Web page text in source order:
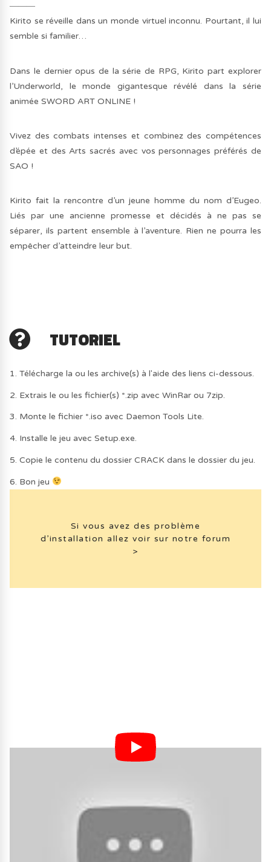
―――
Kirito se réveille dans un monde virtuel inconnu. Pourtant, il lui
semble si familier…
Dans le dernier opus de la série de RPG, Kirito part explorer
l’Underworld, le monde gigantesque révélé dans la série
animée SWORD ART ONLINE !
Vivez des combats intenses et combinez des compétences
d’épée et des Arts sacrés avec vos personnages préférés de
SAO !
Kirito fait la rencontre d’un jeune homme du nom d’Eugeo.
Liés par une ancienne promesse et décidés à ne pas se
séparer, ils partent ensemble à l’aventure. Rien ne pourra les
empêcher d’atteindre leur but.
TUTORIEL
1. Télécharge la ou les archive(s) à l'aide des liens ci-dessous.
2. Extrais le ou les fichier(s) *.zip avec WinRar ou 7zip.
3. Monte le fichier *.iso avec Daemon Tools Lite.
4. Installe le jeu avec Setup.exe.
5. Copie le contenu du dossier CRACK dans le dossier du jeu.
6. Bon jeu
Si vous avez des problème
d’installation allez voir sur notre forum
>